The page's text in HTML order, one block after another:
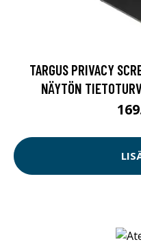
TARGUS PRIVACY
NÄYTÖN